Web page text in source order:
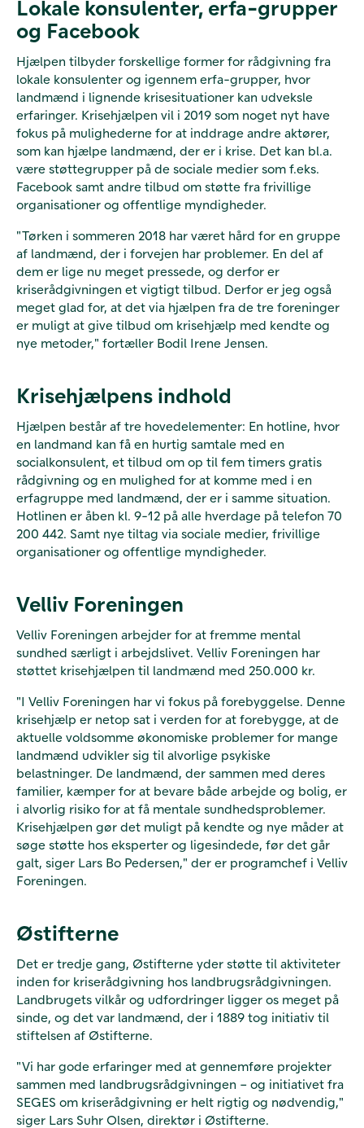
Lokale konsulenter, erfa-grupper
og Facebook
Hjælpen tilbyder forskellige former for rådgivning fra
lokale konsulenter og igennem erfa-grupper, hvor
landmænd i lignende krisesituationer kan udveksle
erfaringer. Krisehjælpen vil i 2019 som noget nyt have
fokus på mulighederne for at inddrage andre aktører,
som kan hjælpe landmænd, der er i krise. Det kan bl.a.
være støttegrupper på de sociale medier som f.eks.
Facebook samt andre tilbud om støtte fra frivillige
organisationer og offentlige myndigheder.
"Tørken i sommeren 2018 har været hård for en gruppe
af landmænd, der i forvejen har problemer. En del af
dem er lige nu meget pressede, og derfor er
kriserådgivningen et vigtigt tilbud. Derfor er jeg også
meget glad for, at det via hjælpen fra de tre foreninger
er muligt at give tilbud om krisehjælp med kendte og
nye metoder," fortæller Bodil Irene Jensen.
Krisehjælpens indhold
Hjælpen består af tre hovedelementer: En hotline, hvor
en landmand kan få en hurtig samtale med en
socialkonsulent, et tilbud om op til fem timers gratis
rådgivning og en mulighed for at komme med i en
erfagruppe med landmænd, der er i samme situation.
Hotlinen er åben kl. 9-12 på alle hverdage på telefon 70
200 442. Samt nye tiltag via sociale medier, frivillige
organisationer og offentlige myndigheder.
Velliv Foreningen
Velliv Foreningen arbejder for at fremme mental
sundhed særligt i arbejdslivet. Velliv Foreningen har
støttet krisehjælpen til landmænd med 250.000 kr.
"I Velliv Foreningen har vi fokus på forebyggelse. Denne
krisehjælp er netop sat i verden for at forebygge, at de
aktuelle voldsomme økonomiske problemer for mange
landmænd udvikler sig til alvorlige psykiske
belastninger. De landmænd, der sammen med deres
familier, kæmper for at bevare både arbejde og bolig, er
i alvorlig risiko for at få mentale sundhedsproblemer.
Krisehjælpen gør det muligt på kendte og nye måder at
søge støtte hos eksperter og ligesindede, før det går
galt, siger Lars Bo Pedersen," der er programchef i Velliv
Foreningen.
Østifterne
Det er tredje gang, Østifterne yder støtte til aktiviteter
inden for kriserådgivning hos landbrugsrådgivningen.
Landbrugets vilkår og udfordringer ligger os meget på
sinde, og det var landmænd, der i 1889 tog initiativ til
stiftelsen af Østifterne.
"Vi har gode erfaringer med at gennemføre projekter
sammen med landbrugsrådgivningen – og initiativet fra
SEGES om kriserådgivning er helt rigtig og nødvendig,"
siger Lars Suhr Olsen, direktør i Østifterne.